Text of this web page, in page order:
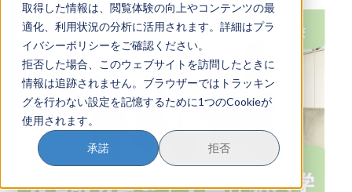
取得した情報は、閲覧体験の向上やコンテンツの最
適化、利用状況の分析に活用されます。詳細はプラ
イバシーポリシーをご確認ください。
拒否した場合、このウェブサイトを訪問したときに
情報は追跡されません。ブラウザーではトラッキン
グを行わない設定を記憶するために1つのCookieが
使用されます。
承諾 拒否
地域みらい留学とは
学校を探す
イベントを探す
おためし地域留学
マガジン